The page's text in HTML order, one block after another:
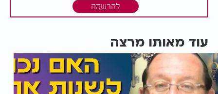
להרשמה
עוד מאותו מרצה